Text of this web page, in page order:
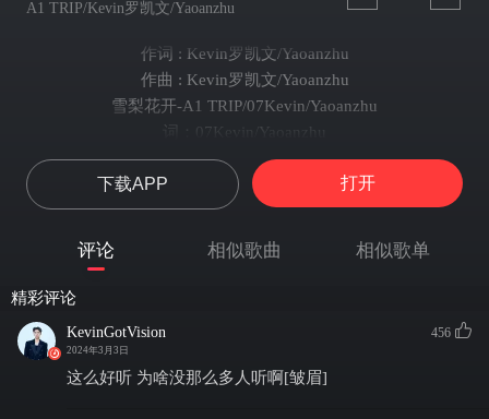
A1 TRIP/Kevin罗凯文/Yaoanzhu
作词 : Kevin罗凯文/Yaoanzhu
作曲 : Kevin罗凯文/Yaoanzhu
雪梨花开-A1 TRIP/07Kevin/Yaoanzhu
词：07Kevin/Yaoanzhu
曲：07Kevin/Yaoanzhu
混音：Wizkon王子坤
母带：Wizkon王子坤
封面：坏现充
【未经著作权人许可 不得翻唱 翻录或使用】
下载APP 打开
评论 相似歌曲 相似歌单
精彩评论
KevinGotVision
2024年3月3日
456
这么好听 为啥没那么多人听啊[皱眉]